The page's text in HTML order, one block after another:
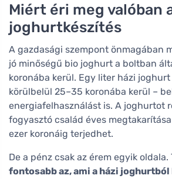
Miért éri meg valóban
joghurtkészítés
A gazdasági szempont önmagában
jó minőségű bio joghurt a boltban
koronába kerül. Egy liter házi
körülbelül 25–35 koronába kerül –
energiafelhasználást is. A joghurtot
fogyasztó család éves
ezer koronáig terjedhet.
De a pénz csak az érem egyik oldala.
fontosabb az, ami a házi